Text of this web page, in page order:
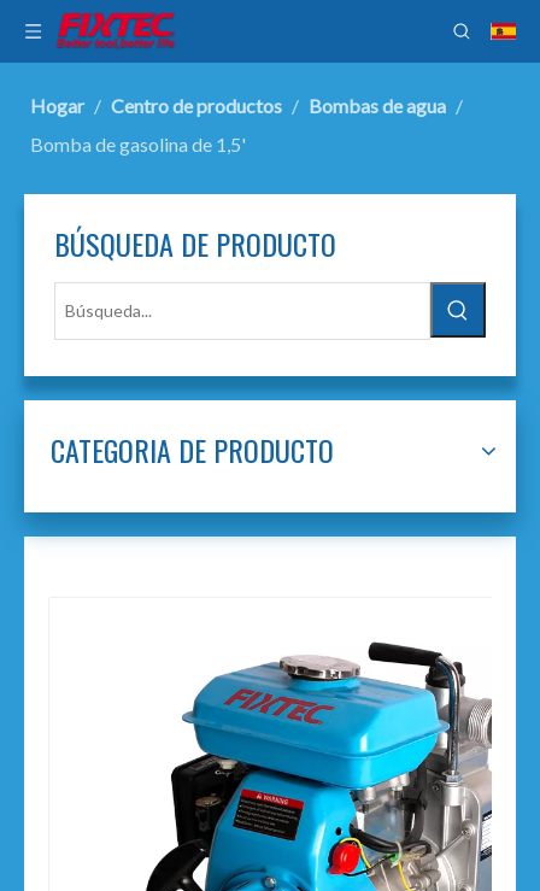
Hogar / Centro de productos / Bombas de agua /
Bomba de gasolina de 1,5'
BÚSQUEDA DE PRODUCTO
CATEGORIA DE PRODUCTO